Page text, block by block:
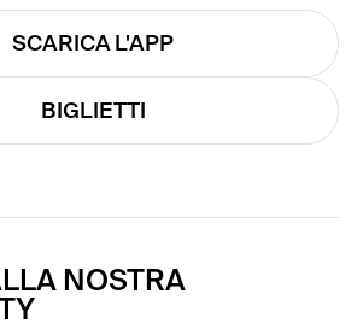
SCARICA L'APP
BIGLIETTI
NOSTRA